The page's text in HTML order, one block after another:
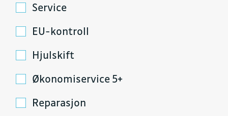
Service
EU-kontroll
Hjulskift
Økonomiservice 5+
Reparasjon